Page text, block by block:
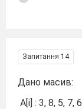
Запитання 14
Дано масив:
A[i] : 3, 8, 5, 7,